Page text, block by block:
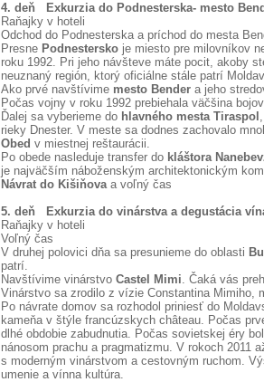
4. deň Exkurzia do Podnesterska- mesto
Raňajky v hoteli
Odchod do Podnesterska a príchod do mesta
Presne Podnestersko je miesto pre milovníkov
roku 1992. Pri jeho návšteve máte pocit, akoby
neuznaný región, ktorý oficiálne stále patrí
Ako prvé navštívime mesto Bender a jeho
Počas vojny v roku 1992 prebiehala väčšina
Ďalej sa vyberieme do hlavného mesta Tiraspol
rieky Dnester. V meste sa dodnes zachovalo
Obed v miestnej reštaurácii.
Po obede nasleduje transfer do kláštora
je najväčším náboženským architektonickým
Návrat do Kišiňovaa voľný čas
5. deň Exkurzia do vinárstva a degustácia
Raňajky v hoteli
Voľný čas
V druhej polovici dňa sa presunieme do oblasti
patrí.
Navštívime vinárstvo Castel Mimi. Čaká vás
Vinárstvo sa zrodilo z vízie Constantina Mimiho,
Po návrate domov sa rozhodol priniesť do
kameňa v štýle francúzskych château. Počas
dlhé obdobie zabudnutia. Počas sovietskej éry
nánosom prachu a pragmatizmu. V rokoch 2011
s moderným vinárstvom a cestovným ruchom.
umenie a vínna kultúra.